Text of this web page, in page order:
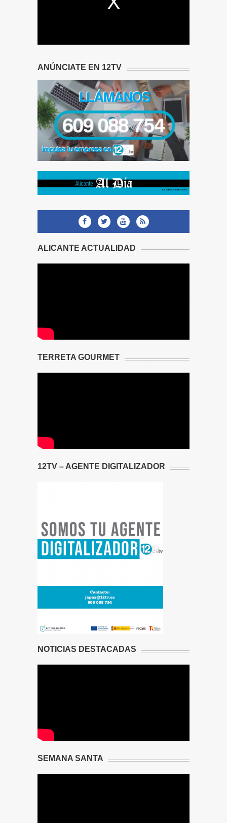
ANÚNCIATE EN 12TV
ALICANTE ACTUALIDAD
TERRETA GOURMET
12TV – AGENTE DIGITALIZADOR
NOTICIAS DESTACADAS
SEMANA SANTA